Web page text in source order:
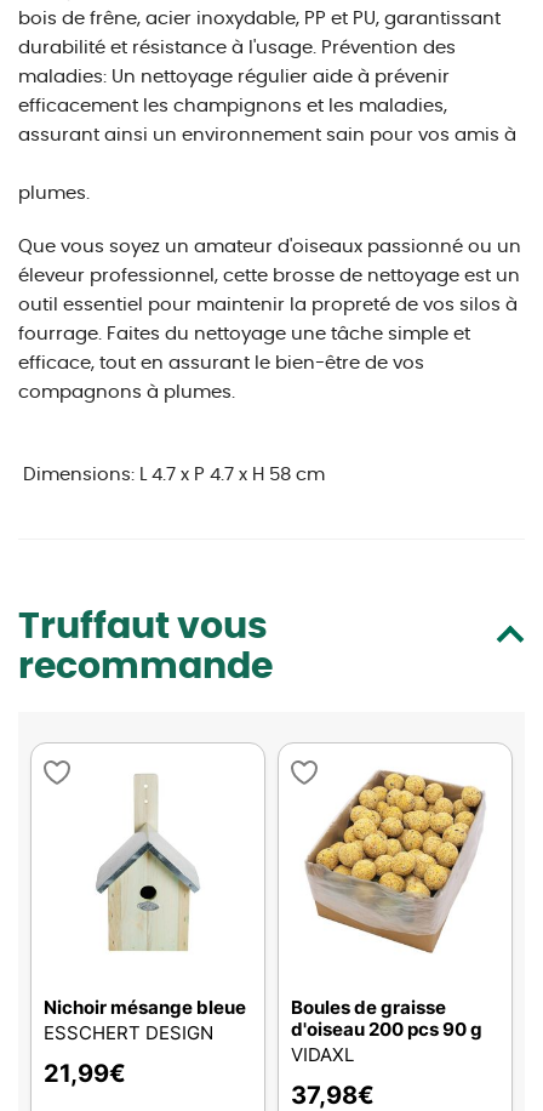
bois de frêne, acier inoxydable, PP et PU, garantissant
durabilité et résistance à l'usage. Prévention des
maladies: Un nettoyage régulier aide à prévenir
efficacement les champignons et les maladies,
assurant ainsi un environnement sain pour vos amis à
plumes.
Que vous soyez un amateur d'oiseaux passionné ou un
éleveur professionnel, cette brosse de nettoyage est un
outil essentiel pour maintenir la propreté de vos silos à
fourrage. Faites du nettoyage une tâche simple et
efficace, tout en assurant le bien-être de vos
compagnons à plumes.
Dimensions: L 4.7 x P 4.7 x H 58 cm
Truffaut vous
recommande
Nichoir mésange bleue
ESSCHERT DESIGN
21,99€
Boules de graisse
d'oiseau 200 pcs 90 g
VIDAXL
37,98€